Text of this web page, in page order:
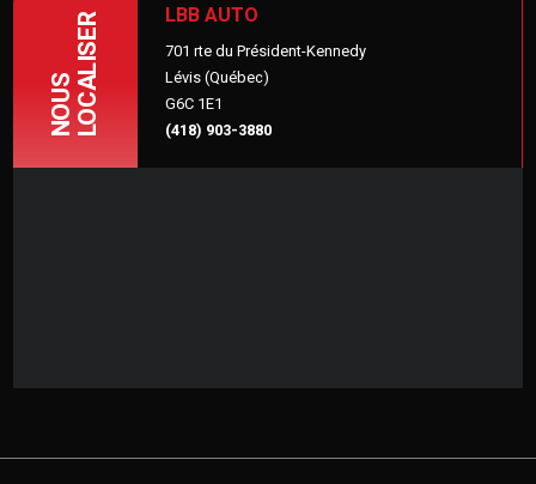
NOUSLOCALISER LBB AUTO
701 rte du Président-Kennedy
Lévis (Québec)
G6C 1E1
(418) 903-3880